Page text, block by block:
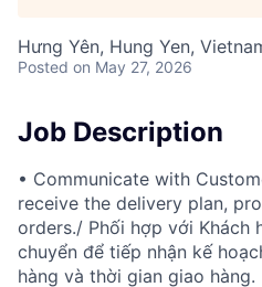
Hưng Yên, Hung Yen,
Posted on May 27, 2026
Job Description
• Communicate with
receive the delivery plan,
orders./ Phối hợp với Khách
chuyển để tiếp nhận kế
hàng và thời gian giao